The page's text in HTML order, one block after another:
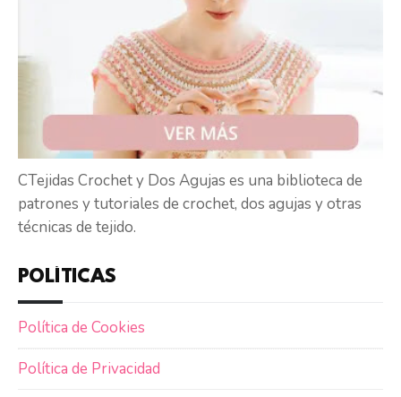
CTejidas Crochet y Dos Agujas es una biblioteca de
patrones y tutoriales de crochet, dos agujas y otras
técnicas de tejido.
POLÍTICAS
Política de Cookies
Política de Privacidad